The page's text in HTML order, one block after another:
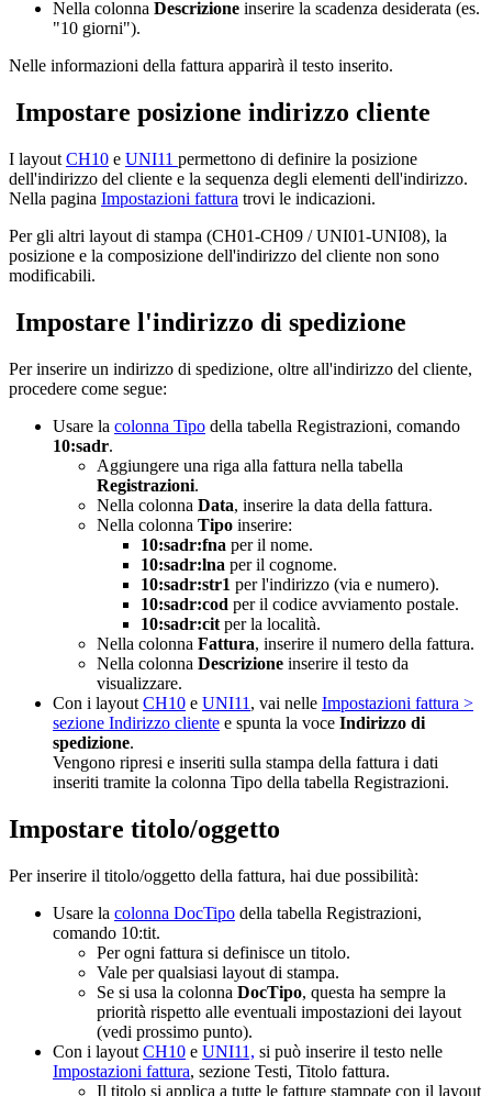
Nella colonna Descrizione inserire la scadenza desiderata (es.
"10 giorni").
Nelle informazioni della fattura apparirà il testo inserito.
Impostare posizione indirizzo cliente
I layout CH10 e UNI11 permettono di definire la posizione
dell'indirizzo del cliente e la sequenza degli elementi dell'indirizzo.
Nella pagina Impostazioni fattura trovi le indicazioni.
Per gli altri layout di stampa (CH01-CH09 / UNI01-UNI08), la
posizione e la composizione dell'indirizzo del cliente non sono
modificabili.
Impostare l'indirizzo di spedizione
Per inserire un indirizzo di spedizione, oltre all'indirizzo del cliente,
procedere come segue:
Usare la colonna Tipo della tabella Registrazioni, comando
10:sadr.
Aggiungere una riga alla fattura nella tabella
Registrazioni.
Nella colonna Data, inserire la data della fattura.
Nella colonna Tipo inserire:
10:sadr:fna per il nome.
10:sadr:lna per il cognome.
10:sadr:str1 per l'indirizzo (via e numero).
10:sadr:cod per il codice avviamento postale.
10:sadr:cit per la località.
Nella colonna Fattura, inserire il numero della fattura.
Nella colonna Descrizione inserire il testo da
visualizzare.
Con i layout CH10 e UNI11 , vai nelle Impostazioni fattura >
sezione Indirizzo cliente e spunta la voce Indirizzo di
spedizione.
Vengono ripresi e inseriti sulla stampa della fattura i dati
inseriti tramite la colonna Tipo della tabella Registrazioni.
Impostare titolo/oggetto
Per inserire il titolo/oggetto della fattura, hai due possibilità:
Usare la colonna DocTipo della tabella Registrazioni,
comando 10:tit.
Per ogni fattura si definisce un titolo.
Vale per qualsiasi layout di stampa.
Se si usa la colonna DocTipo, questa ha sempre la
priorità rispetto alle eventuali impostazioni dei layout
(vedi prossimo punto).
Con i layout CH10 e UNI11, si può inserire il testo nelle
Impostazioni fattura, sezione Testi, Titolo fattura.
Il titolo si applica a tutte le fatture stampate con il layout